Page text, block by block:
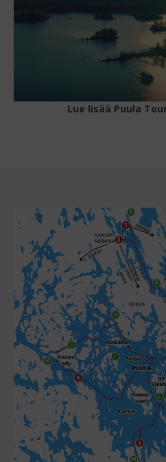
Lue lisää Puula